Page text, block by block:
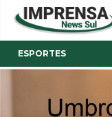
ESPORTES